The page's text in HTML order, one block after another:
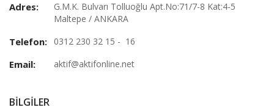
Adres:
G.M.K. Bulvarı Tolluoğlu Apt.No:71/7-8 Kat:4-5
Maltepe / ANKARA
Telefon: 0312 230 32 15 - 16
Email: aktif@aktifonline.net
BILGILER